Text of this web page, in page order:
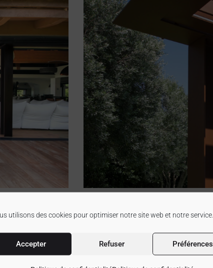
utilisons des cookies pour optimiser notre site web et notre service.
Accepter Refuser Préférences